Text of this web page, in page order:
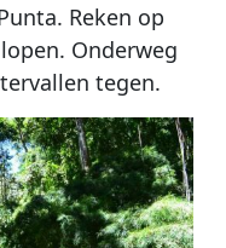
Reken op
Onderweg
tegen.